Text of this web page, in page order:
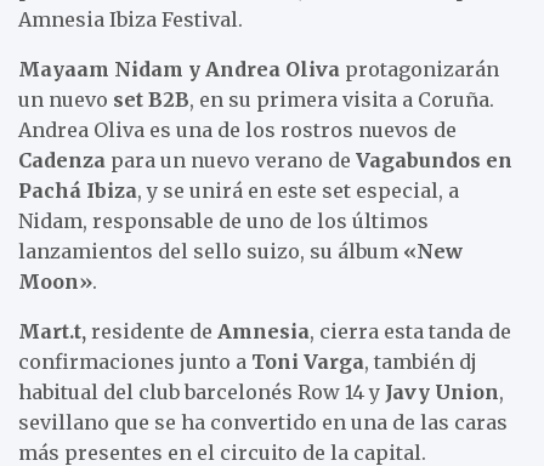
Amnesia Ibiza Festival.
Mayaam Nidam y Andrea Oliva protagonizarán
un nuevo set B2B, en su primera visita a Coruña.
Andrea Oliva es una de los rostros nuevos de
Cadenza para un nuevo verano de Vagabundos en
Pachá Ibiza, y se unirá en este set especial, a
Nidam, responsable de uno de los últimos
lanzamientos del sello suizo, su álbum «New
Moon».
Mart.t, residente de Amnesia, cierra esta tanda de
confirmaciones junto a Toni Varga, también dj
habitual del club barcelonés Row 14 y Javy Union,
sevillano que se ha convertido en una de las caras
más presentes en el circuito de la capital.